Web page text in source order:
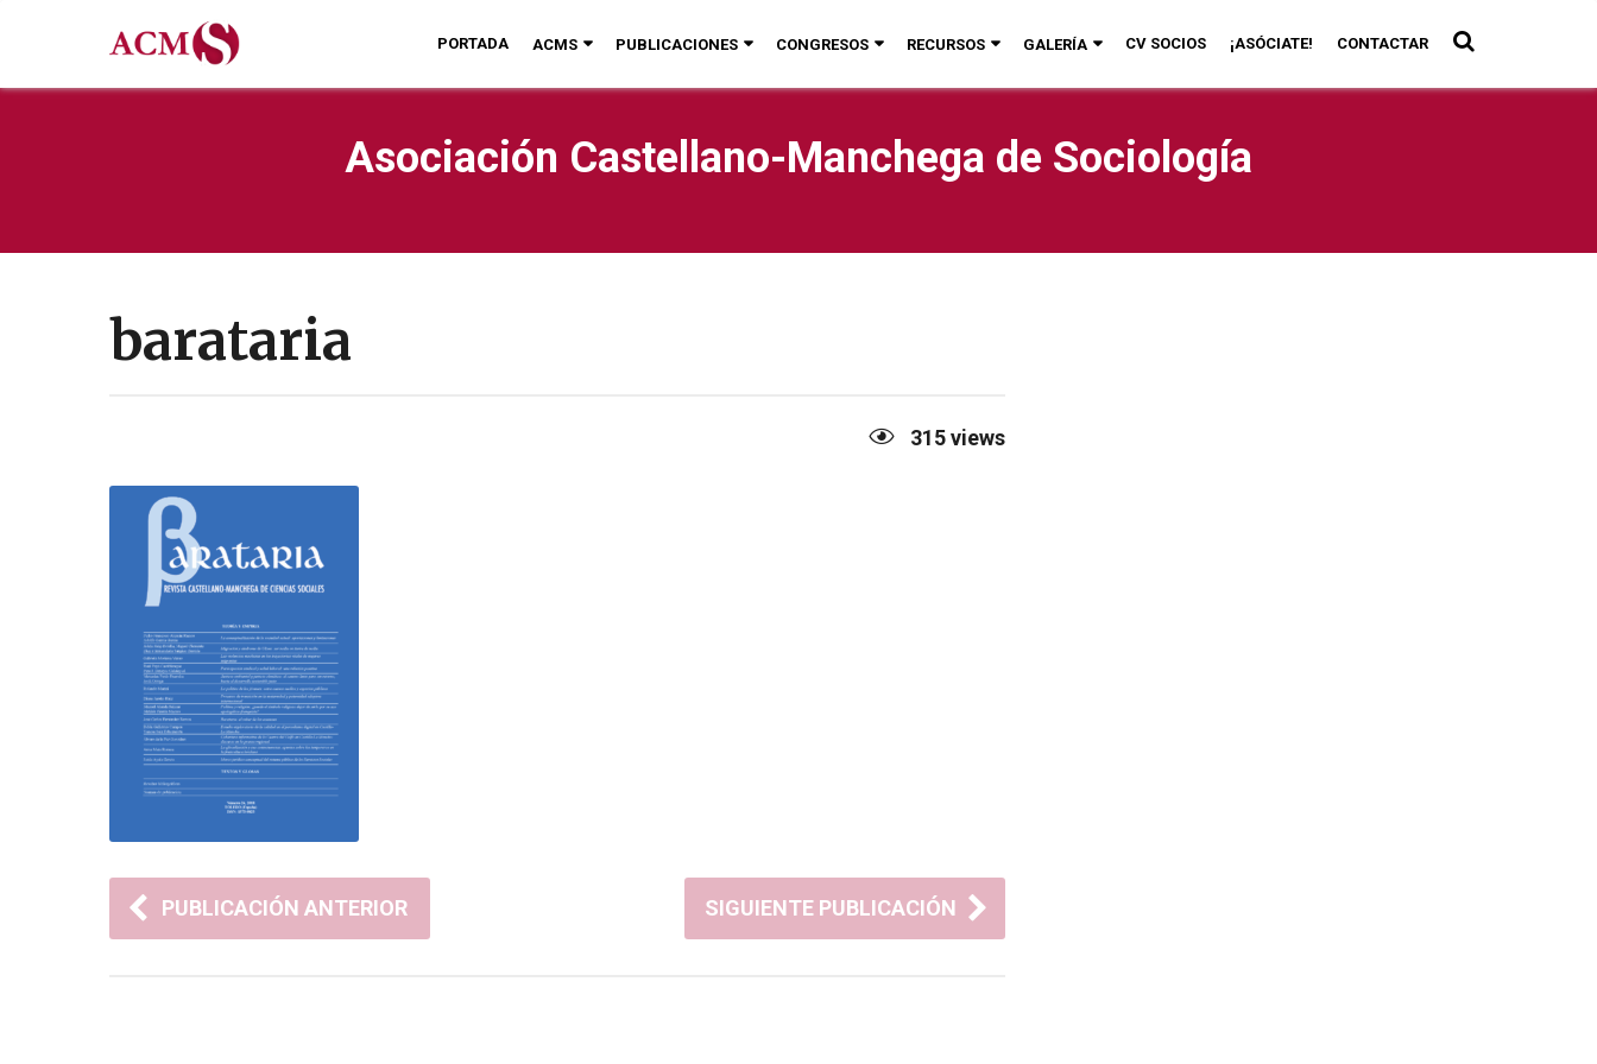
PORTADA ACMS PUBLICACIONES CONGRESOS RECURSOS GALERÍA CV SOCIOS ¡ASÓCIATE! CONTACTAR
Asociación Castellano-Manchega de Sociología
barataria
315views
PUBLICACIÓN ANTERIOR SIGUIENTE PUBLICACIÓN